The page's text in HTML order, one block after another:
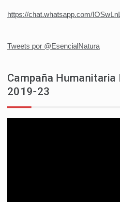
https://chat.whatsapp.com/
Tweets por @EsencialNatura
Campaña
2019-23